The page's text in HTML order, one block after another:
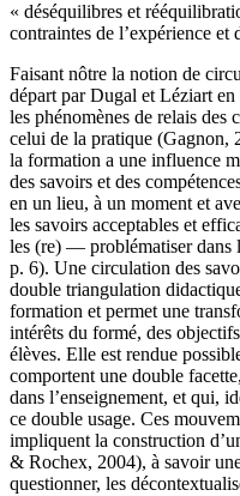
« déséquilibres et
contraintes de l’expérience
Faisant nôtre la notion de
départ par Dugal et Léziart
les phénomènes de relais des
celui de la pratique (Gagnon,
la formation a une influence
des savoirs et des
en un lieu, à un moment et
les savoirs acceptables et
les (re) — problématiser dans
p. 6). Une circulation des
double triangulation
formation et permet une
intérêts du formé, des
élèves. Elle est rendue
comportent une double
dans l’enseignement, et qui,
ce double usage. Ces
impliquent la construction
& Rochex, 2004), à savoir
questionner, les